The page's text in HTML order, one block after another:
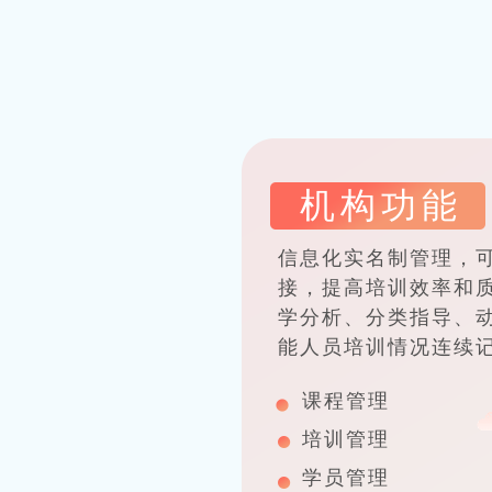
机构功能
信息化实名制管理，
接，提高培训效率和
学分析、分类指导、
能人员培训情况连续
课程管理
培训管理
学员管理